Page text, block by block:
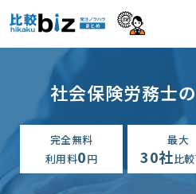
社会保険労務士
完全無料
利用料0円
最大
30社比